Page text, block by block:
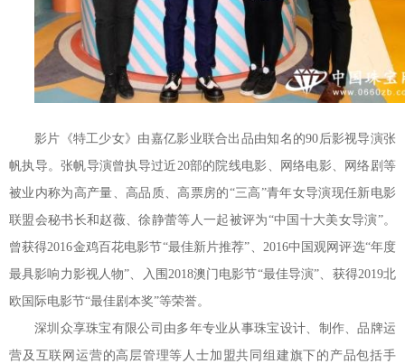
影片《特工少女》由嘉亿影业联合出品由知名的90后影视导演张
帆执导。张帆导演曾执导过近20部的院线电影、网络电影、网络剧等
被业内称为高产量、高品质、高票房的“三高”青年女导演现任新电影
联盟会秘书长和赵薇、徐静蕾等人一起被评为“中国十大美女导演”。
曾获得2016金鸡百花电影节“最佳新片推荐”、2016中国观网评选“年度
最具影响力影视人物”、入围2018澳门电影节“最佳导演”、获得2019北
欧国际电影节“最佳剧本奖”等荣誉。
深圳众享珠宝有限公司由多年专业从事珠宝设计、制作、品牌运
营及互联网运营的高层管理等人士加盟共同组建旗下的产品包括手